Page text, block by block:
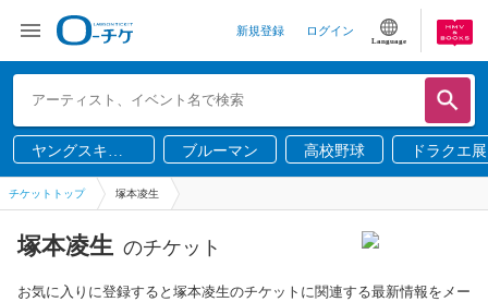
新規登録 ログイン
Language
ヤングスキニ
ー
ブルーマン 高校野球 ドラクエ展
チケットトップ 塚本凌生
塚本凌生 のチケット
お気に入りに登録すると塚本凌生のチケットに関連する最新情報をメー